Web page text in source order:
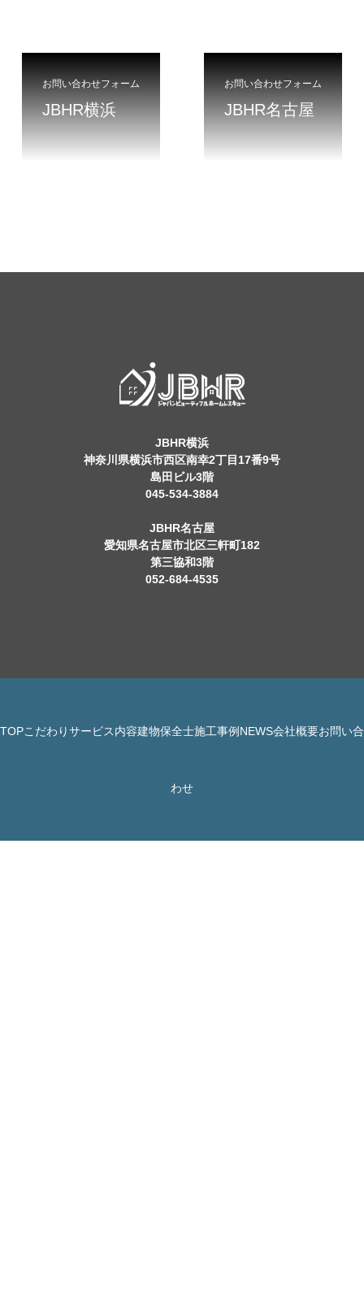
お問い合わせフォーム
JBHR横浜
お問い合わせフォーム
JBHR名古屋
JBHR横浜
神奈川県横浜市西区南幸2丁目17番9号
島田ビル3階
045-534-3884
JBHR名古屋
愛知県名古屋市北区三軒町182
第三協和3階
052-684-4535
TOPこだわりサービス内容建物保全士施工事例 NEWS会社概要お問い合
わせ